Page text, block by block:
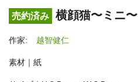
売約済み 横顔猫〜ミニ〜
作家: 越智健仁
素材｜紙